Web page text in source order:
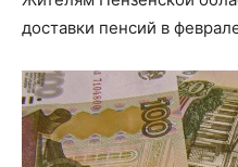
доставки пенсий в